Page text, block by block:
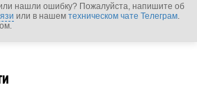
или нашли ошибку? Пожалуйста, напишите об
или в нашем техническом чате Телеграм